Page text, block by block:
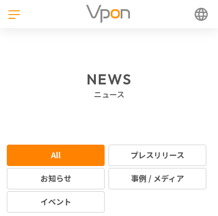
NEWS
ニュース
All
プレスリリース
お知らせ
事例 / メディア
イベント